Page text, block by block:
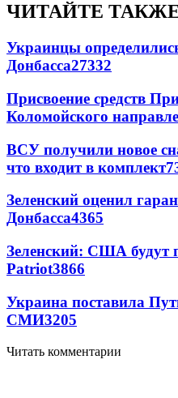
ЧИТАЙТЕ
Украинцы
Донбасса27332
Присвоение средств
Коломойского
ВСУ получили новое
что входит в комплект
Зеленский оценил
Донбасса4365
Зеленский: США будут
Patriot3866
Украина поставила
СМИ3205
Читать комментарии